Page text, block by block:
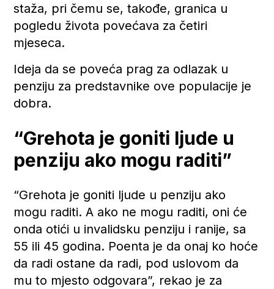
staža, pri čemu se, takođe, granica u
pogledu života povećava za četiri
mjeseca.
Ideja da se poveća prag za odlazak u
penziju za predstavnike ove populacije je
dobra.
“Grehota je goniti ljude u
penziju ako mogu raditi”
“Grehota je goniti ljude u penziju ako
mogu raditi. A ako ne mogu raditi, oni će
onda otići u invalidsku penziju i ranije, sa
55 ili 45 godina. Poenta je da onaj ko hoće
da radi ostane da radi, pod uslovom da
mu to mjesto odgovara”, rekao je za